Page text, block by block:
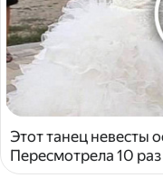
Этот танец невесты
Пересмотрела 10 раз